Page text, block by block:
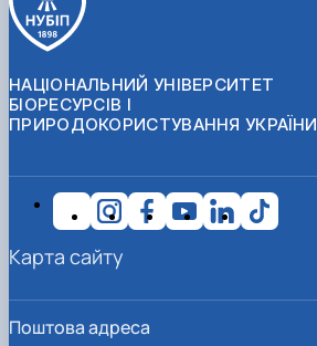
НАЦІОНАЛЬНИЙ УНІВЕРСИТЕТ
БІОРЕСУРСІВ І
ПРИРОДОКОРИСТУВАННЯ УКРАЇНИ
Поштова адреса
Карта сайту